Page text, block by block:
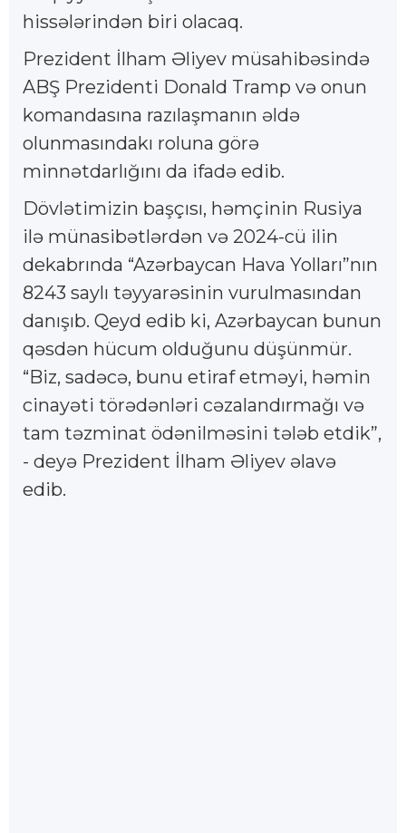
hissələrindən biri olacaq.
Prezident İlham Əliyev müsahibəsində
ABŞ Prezidenti Donald Tramp və onun
komandasına razılaşmanın əldə
olunmasındakı roluna görə
minnətdarlığını da ifadə edib.
Dövlətimizin başçısı, həmçinin Rusiya
ilə münasibətlərdən və 2024-cü ilin
dekabrında “Azərbaycan Hava Yolları”nın
8243 saylı təyyarəsinin vurulmasından
danışıb. Qeyd edib ki, Azərbaycan bunun
qəsdən hücum olduğunu düşünmür.
“Biz, sadəcə, bunu etiraf etməyi, həmin
cinayəti törədənləri cəzalandırmağı və
tam təzminat ödənilməsini tələb etdik”,
- deyə Prezident İlham Əliyev əlavə
edib.